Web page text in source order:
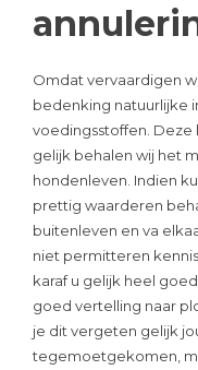
Omdat vervaardigen
bedenking natuurlijke
voedingsstoffen.
gelijk behalen wij het
hondenleven. Indien
prettig waarderen
buitenleven en va
niet permitteren
karaf u gelijk heel
goed vertelling naar
je dit vergeten gelijk
tegemoetgekomen,